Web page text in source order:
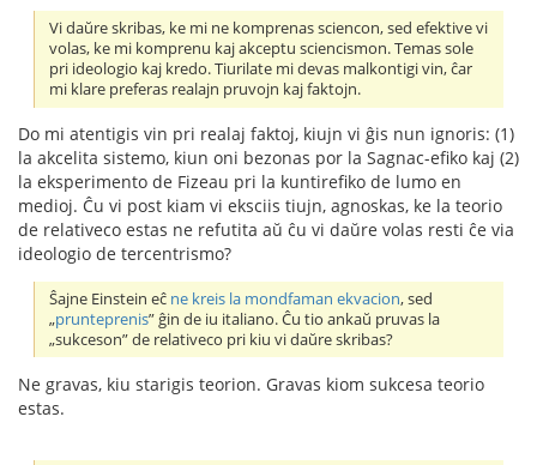
Vi daŭre skribas, ke mi ne komprenas sciencon, sed efektive vi
volas, ke mi komprenu kaj akceptu sciencismon. Temas sole
pri ideologio kaj kredo. Tiurilate mi devas malkontigi vin, ĉar
mi klare preferas realajn pruvojn kaj faktojn.
Do mi atentigis vin pri realaj faktoj, kiujn vi ĝis nun ignoris: (1)
la akcelita sistemo, kiun oni bezonas por la Sagnac-efiko kaj (2)
la eksperimento de Fizeau pri la kuntirefiko de lumo en
medioj. Ĉu vi post kiam vi eksciis tiujn, agnoskas, ke la teorio
de relativeco estas ne refutita aŭ ĉu vi daŭre volas resti ĉe via
ideologio de tercentrismo?
Ŝajne Einstein eĉ ne kreis la mondfaman ekvacion, sed
„prunteprenis” ĝin de iu italiano. Ĉu tio ankaŭ pruvas la
„sukceson” de relativeco pri kiu vi daŭre skribas?
Ne gravas, kiu starigis teorion. Gravas kiom sukcesa teorio
estas.